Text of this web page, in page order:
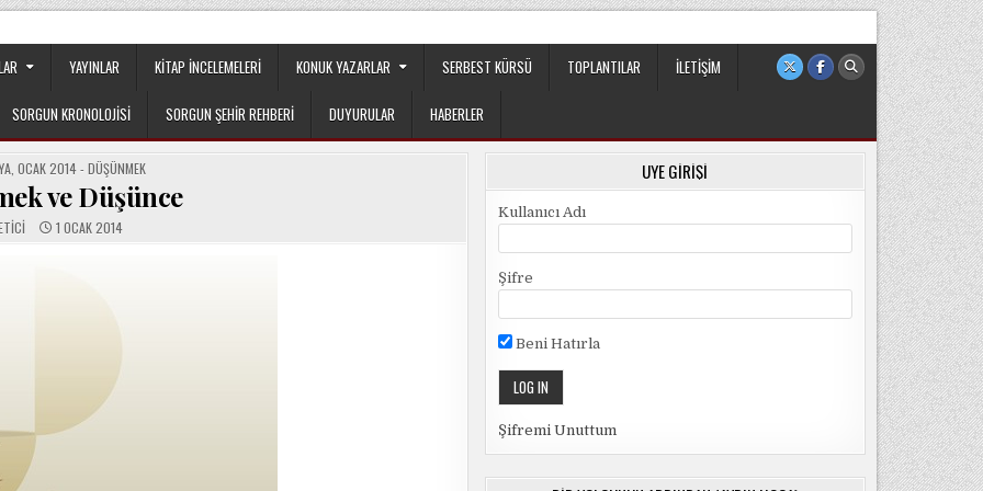
YAYINLAR KITAP İNCELEMELERI KONUK YAZARLAR SERBEST KÜRSÜ TOPLANTILAR İLETIŞIM
SORGUN KRONOLOJISI SORGUN ŞEHIR REHBERI DUYURULAR HABERLER
,OCAK 2014 - DÜŞÜNMEK
ve Düşünce
1 OCAK 2014
ÜYE GIRIŞI
Kullanıcı Adı
Şifre
Beni Hatırla
Şifremi Unuttum